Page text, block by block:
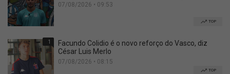
07/08/2026 • 09:53
TOP
1
Facundo Colidio é o novo reforço do Vasco, diz
César Luis Merlo
07/08/2026 • 08:15
TOP